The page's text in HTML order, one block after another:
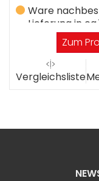
Ware
Lieferung in
Werktagen
Zum
Vergleichsliste